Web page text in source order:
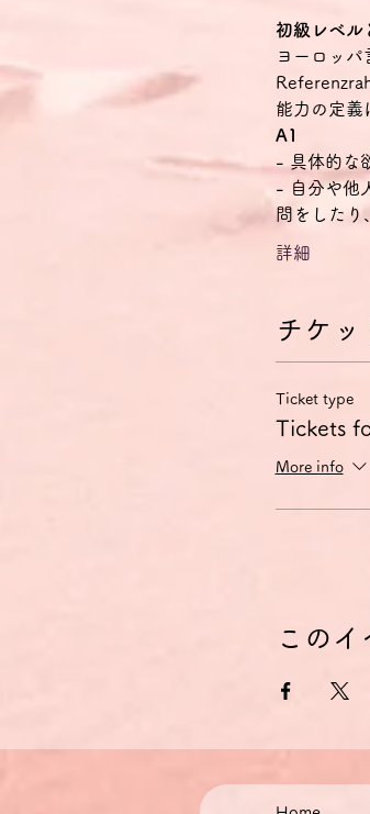
初級レベル
ヨーロッ
能力の定義
A1
- 具体的な
- 自分や他
問をしたり
詳細
チケッ
Ticket type
Tickets
More info
この